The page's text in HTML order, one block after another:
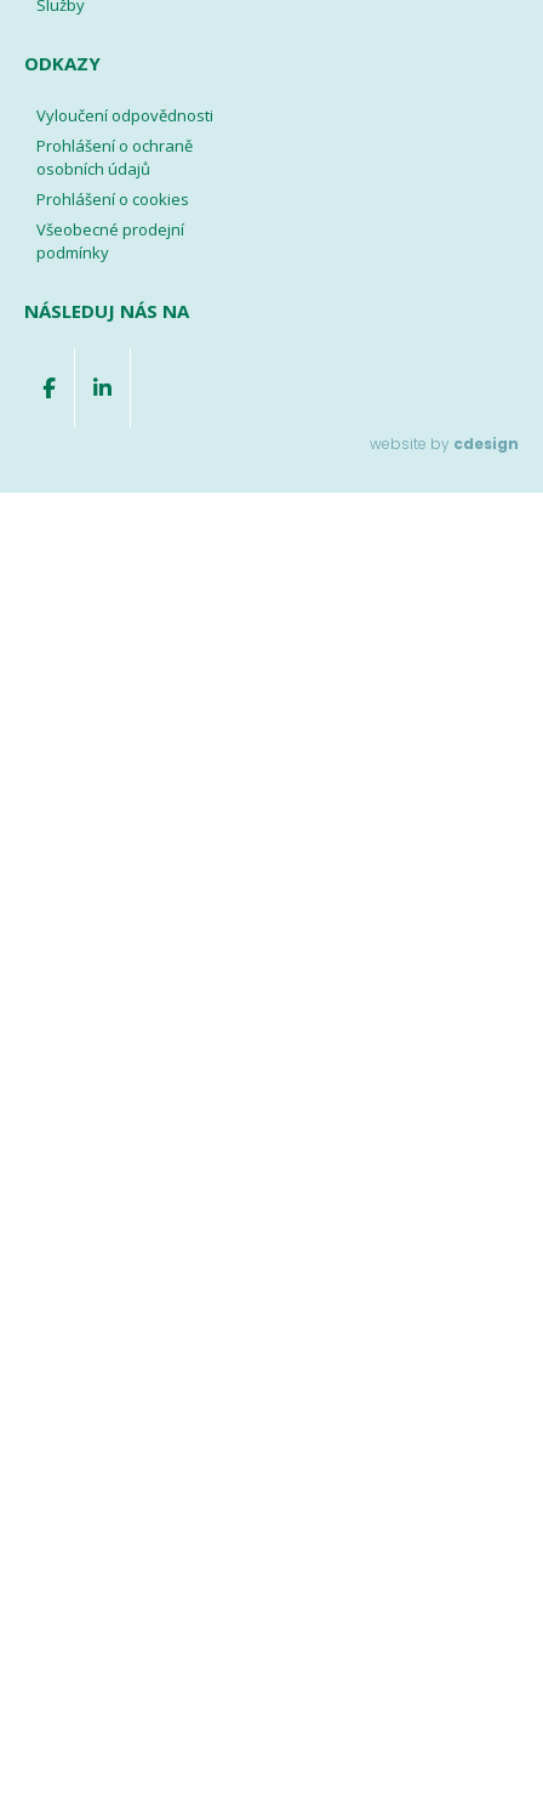
Služby
ODKAZY
Vyloučení odpovědnosti
Prohlášení o ochraně
osobních údajů
Prohlášení o cookies
Všeobecné prodejní
podmínky
NÁSLEDUJ NÁS NA
website by cdesign